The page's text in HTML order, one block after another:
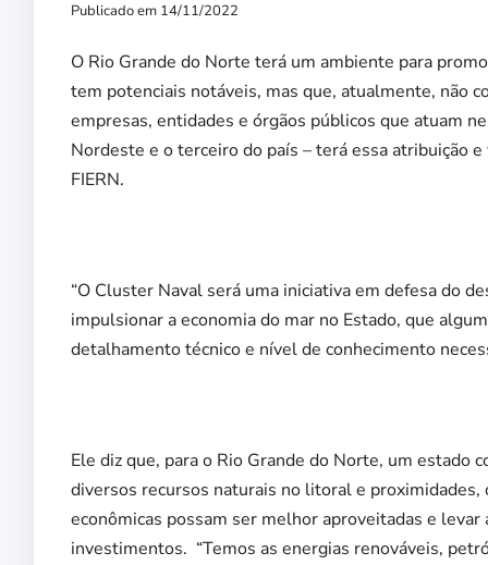
Publicado em 14/11/2022
O Rio Grande do Norte terá um ambiente para
tem potenciais notáveis, mas que, atualmente, não
empresas, entidades e órgãos públicos que atuam
Nordeste e o terceiro do país – terá essa atribuição
FIERN.
“O Cluster Naval será uma iniciativa em defesa do
impulsionar a economia do mar no Estado, que
detalhamento técnico e nível de conhecimento
Ele diz que, para o Rio Grande do Norte, um estado
diversos recursos naturais no litoral e
econômicas possam ser melhor aproveitadas e
investimentos. “Temos as energias renováveis,